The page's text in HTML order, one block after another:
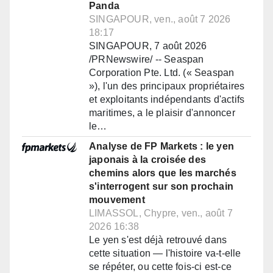
Panda
SINGAPOUR, ven., août 7 2026
18:17
SINGAPOUR, 7 août 2026
/PRNewswire/ -- Seaspan
Corporation Pte. Ltd. (« Seaspan
»), l'un des principaux propriétaires
et exploitants indépendants d'actifs
maritimes, a le plaisir d'annoncer
le…
Analyse de FP Markets : le yen
japonais à la croisée des
chemins alors que les marchés
s'interrogent sur son prochain
mouvement
LIMASSOL, Chypre, ven., août 7
2026 16:38
Le yen s'est déjà retrouvé dans
cette situation — l'histoire va-t-elle
se répéter, ou cette fois-ci est-ce